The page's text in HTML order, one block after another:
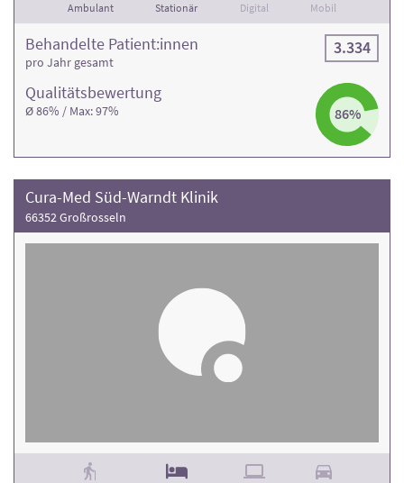
Ambulant Stationär Digital Mobil
Qualitäts­bewertung
Ø 86% / Max: 97% 86%
Behandelte Patient:innen
pro Jahr gesamt
3.334
Cura-Med Süd-Warndt Klinik
66352 Großrosseln